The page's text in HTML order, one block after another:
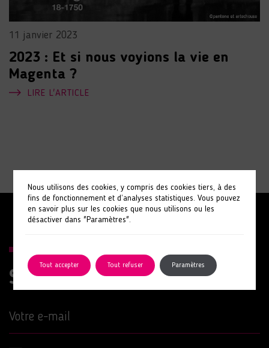
11 janvier 2023
2023 : Et si nous voyions la vie en
Magenta ?
LIRE L'ARTICLE
Suivez nos actions
Votre e-mail
Nous utilisons des cookies, y compris des cookies tiers, à des
fins de fonctionnement et d’analyses statistiques. Vous pouvez
en savoir plus sur les cookies que nous utilisons ou les
désactiver dans "Paramètres".
Tout accepter Tout refuser Paramètres